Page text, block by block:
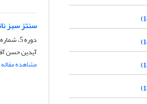
سنتز سبز
دوره 5، شماره 3، پاییز 1399، صفحه
آیدین حسن
مشاهده مقاله